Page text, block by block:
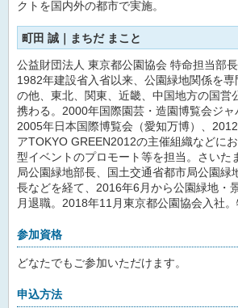
クトを国内外の都市で実施。
町田 誠｜まちだ まこと
公益財団法人 東京都公園協会 特命担当部長
1982年建設省入省以来、公園緑地関係を
の他、東北、関東、近畿、中国地方の国営
携わる。2000年国際園芸・造園博覧会ジャ
2005年日本国際博覧会（愛知万博）、
アTOKYO GREEN2012の主催組織などに
型イベントのプロモート等を担当。さいた
局公園緑地部長、国土交通省都市局公園緑
長などを経て、2016年6月から公園緑地・
月退職。2018年11月東京都公園協会入社。
参加資格
どなたでもご参加いただけます。
申込方法